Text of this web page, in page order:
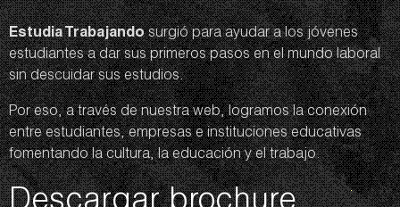
Estudia Trabajandosurgió para ayudar a los jóvenes
estudiantes a dar sus primeros pasos en el mundo laboral
sin descuidar sus estudios.
Por eso, a través de nuestra web, logramos la conexión
entre estudiantes, empresas e instituciones educativas
fomentando la cultura, la educación y el trabajo.